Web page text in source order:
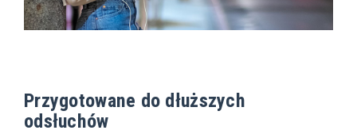
Przygotowane do dłuższych
odsłuchów